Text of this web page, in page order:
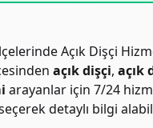
Açık Dişçi
açık dişçi, açık
arayanlar için 7/24
detaylı bilgi